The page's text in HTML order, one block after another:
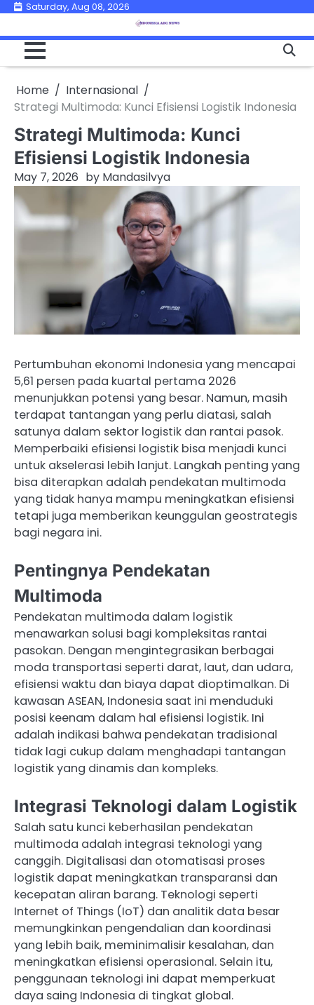
Skip
content
Saturday, Aug 08, 2026
Home
Internasional
Strategi Multimoda: Kunci Efisiensi Logistik Indonesia
Strategi Multimoda: Kunci
Efisiensi Logistik Indonesia
May 7, 2026 by Mandasilvya
Pertumbuhan ekonomi Indonesia yang mencapai
5,61 persen pada kuartal pertama 2026
menunjukkan potensi yang besar. Namun, masih
terdapat tantangan yang perlu diatasi, salah
satunya dalam sektor logistik dan rantai pasok.
Memperbaiki efisiensi logistik bisa menjadi kunci
untuk akselerasi lebih lanjut. Langkah penting yang
bisa diterapkan adalah pendekatan multimoda
yang tidak hanya mampu meningkatkan efisiensi
tetapi juga memberikan keunggulan geostrategis
bagi negara ini.
Pentingnya Pendekatan
Multimoda
Pendekatan multimoda dalam logistik
menawarkan solusi bagi kompleksitas rantai
pasokan. Dengan mengintegrasikan berbagai
moda transportasi seperti darat, laut, dan udara,
efisiensi waktu dan biaya dapat dioptimalkan. Di
kawasan ASEAN, Indonesia saat ini menduduki
posisi keenam dalam hal efisiensi logistik. Ini
adalah indikasi bahwa pendekatan tradisional
tidak lagi cukup dalam menghadapi tantangan
logistik yang dinamis dan kompleks.
Integrasi Teknologi dalam Logistik
Salah satu kunci keberhasilan pendekatan
multimoda adalah integrasi teknologi yang
canggih. Digitalisasi dan otomatisasi proses
logistik dapat meningkatkan transparansi dan
kecepatan aliran barang. Teknologi seperti
Internet of Things (IoT) dan analitik data besar
memungkinkan pengendalian dan koordinasi
yang lebih baik, meminimalisir kesalahan, dan
meningkatkan efisiensi operasional. Selain itu,
penggunaan teknologi ini dapat memperkuat
daya saing Indonesia di tingkat global.